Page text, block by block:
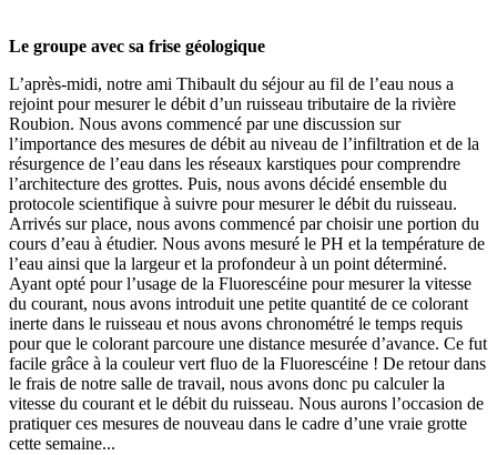
Le groupe avec sa frise géologique
L’après-midi, notre ami Thibault du séjour au fil de l’eau nous a
rejoint pour mesurer le débit d’un ruisseau tributaire de la rivière
Roubion. Nous avons commencé par une discussion sur
l’importance des mesures de débit au niveau de l’infiltration et de la
résurgence de l’eau dans les réseaux karstiques pour comprendre
l’architecture des grottes. Puis, nous avons décidé ensemble du
protocole scientifique à suivre pour mesurer le débit du ruisseau.
Arrivés sur place, nous avons commencé par choisir une portion du
cours d’eau à étudier. Nous avons mesuré le PH et la température de
l’eau ainsi que la largeur et la profondeur à un point déterminé.
Ayant opté pour l’usage de la Fluorescéine pour mesurer la vitesse
du courant, nous avons introduit une petite quantité de ce colorant
inerte dans le ruisseau et nous avons chronométré le temps requis
pour que le colorant parcoure une distance mesurée d’avance. Ce fut
facile grâce à la couleur vert fluo de la Fluorescéine ! De retour dans
le frais de notre salle de travail, nous avons donc pu calculer la
vitesse du courant et le débit du ruisseau. Nous aurons l’occasion de
pratiquer ces mesures de nouveau dans le cadre d’une vraie grotte
cette semaine...